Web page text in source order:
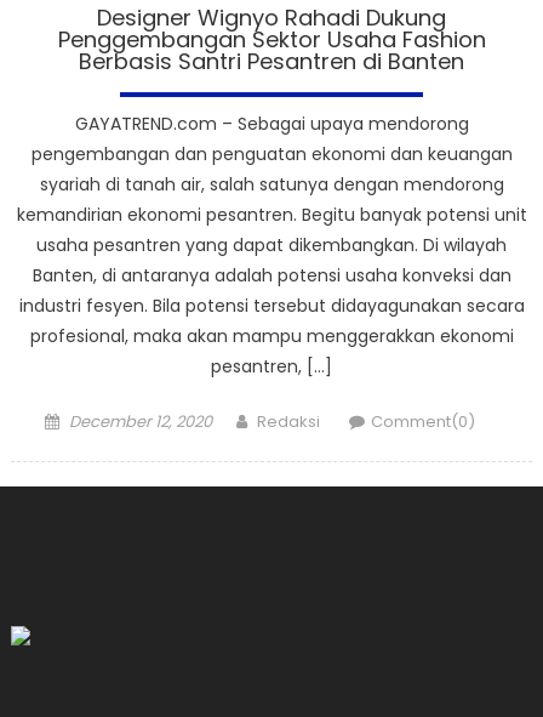
Designer Wignyo Rahadi Dukung
Penggembangan Sektor Usaha Fashion
Berbasis Santri Pesantren di Banten
GAYATREND.com – Sebagai upaya mendorong
pengembangan dan penguatan ekonomi dan keuangan
syariah di tanah air, salah satunya dengan mendorong
kemandirian ekonomi pesantren. Begitu banyak potensi unit
usaha pesantren yang dapat dikembangkan. Di wilayah
Banten, di antaranya adalah potensi usaha konveksi dan
industri fesyen. Bila potensi tersebut didayagunakan secara
profesional, maka akan mampu menggerakkan ekonomi
pesantren, […]
Posted
December 12, 2020 Author
Redaksi Comment(0)